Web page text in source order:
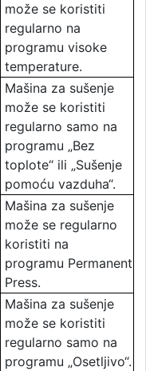
može se koristiti
regularno na
programu visoke
temperature.
Mašina za sušenje
može se koristiti
regularno samo na
programu „Bez
toplote“ ili „Sušenje
pomoću vazduha“.
Mašina za sušenje
može se regularno
koristiti na
programu Permanent
Press.
Mašina za sušenje
može se koristiti
regularno samo na
programu „Osetljivo“.